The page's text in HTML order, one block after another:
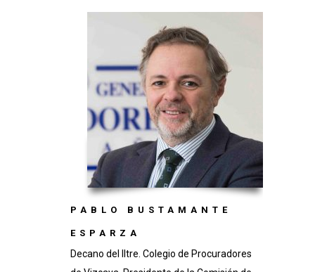
PABLO BUSTAMANTE
ESPARZA
Decano del Iltre. Colegio de Procuradores